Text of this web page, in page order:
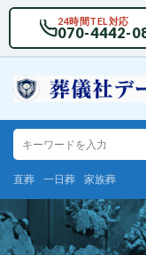
24時間TEL対応
070-4442-
直葬 一日葬 家族葬